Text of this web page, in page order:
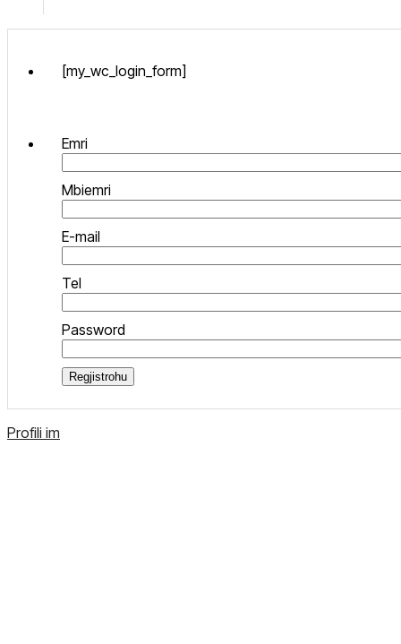
[my_wc_login_form]
Emri
Mbiemri
E-mail
Tel
Password
Regjistrohu
Profili im